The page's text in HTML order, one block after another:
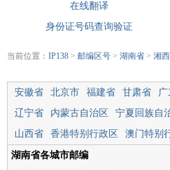
在线翻译
身份证号码查询验证
当前位置： IP138 > 邮编区号 > 湖南省 > 湘
安徽省 北京市 福建省 甘肃省
辽宁省
内蒙古自治区 宁夏回族自
山西省
香港特别行政区 澳门特别
湖南省各城市邮编